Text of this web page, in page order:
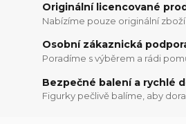
Originální licencované
Nabízíme pouze originální
Osobní zákaznická
Poradíme s výběrem a rádi
Bezpečné balení a rychlé
Figurky pečlivě balíme, aby